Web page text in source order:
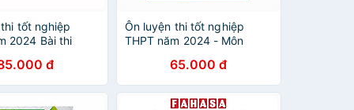
tốt nghiệp
2024 Bài thi
đ
Ôn luyện thi tốt nghiệp
THPT năm 2024 - Môn
65.000 đ